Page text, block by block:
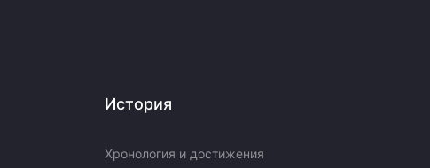
История
Хронология и достижения